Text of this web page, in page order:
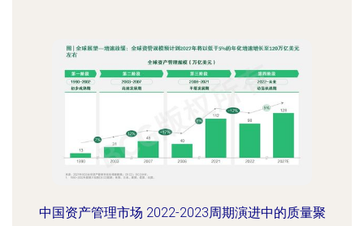
中国资产管理市场 2022-2023周期演进中的质量聚